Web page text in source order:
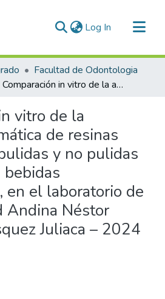
Log In (current)
Facultad de Odontologia
Comparación in vitro de la alteración cromática de resinas nanohibridas pulidas y no pulidas introducidas a bebidas pigmentantes, en el laboratorio de la Universidad Andina Néstor Cáceres Velásquez Juliaca – 2024
vitro de la
de resinas
y no pulidas
en el laboratorio de
Andina Néstor
Juliaca – 2024